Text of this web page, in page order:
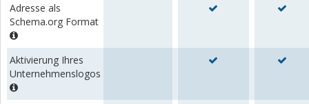
Adresse als
Schema.org Format
Aktivierung Ihres
Unternehmenslogos